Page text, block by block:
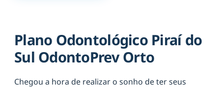
Plano Odontológico Piraí do
Sul OdontoPrev Orto
Chegou a hora de realizar o sonho de ter seus